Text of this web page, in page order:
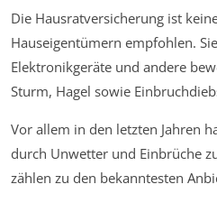
Die Hausratversicherung ist
Hauseigentümern empfohlen.
Elektronikgeräte und andere
Sturm, Hagel sowie
Vor allem in den letzten Jahren
durch Unwetter und Einbrüche
zählen zu den bekanntesten